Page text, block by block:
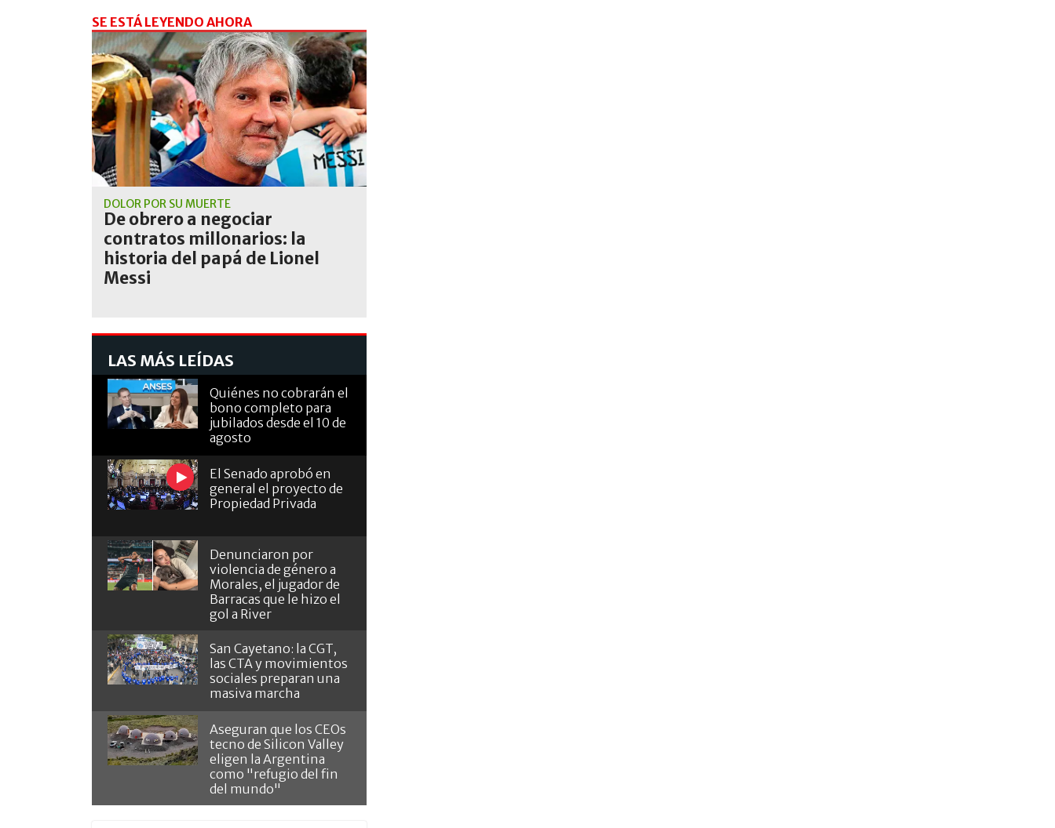
SE ESTÁ LEYENDO AHORA
DOLOR POR SU MUERTE
De obrero a negociar
contratos millonarios: la
historia del papá de Lionel
Messi
LAS MÁS LEÍDAS
Quiénes no cobrarán el
bono completo para
jubilados desde el 10 de
agosto
El Senado aprobó en
general el proyecto de
Propiedad Privada
Denunciaron por
violencia de género a
Morales, el jugador de
Barracas que le hizo el
gol a River
San Cayetano: la CGT,
las CTA y movimientos
sociales preparan una
masiva marcha
Aseguran que los CEOs
tecno de Silicon Valley
eligen la Argentina
como "refugio del fin
del mundo"